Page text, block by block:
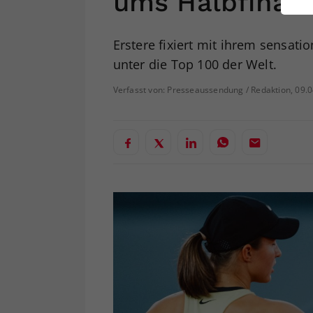
Erstere fixiert mit ihrem
unter die Top 100 der Welt.
Verfasst von: Presseaussendung / Redaktion,